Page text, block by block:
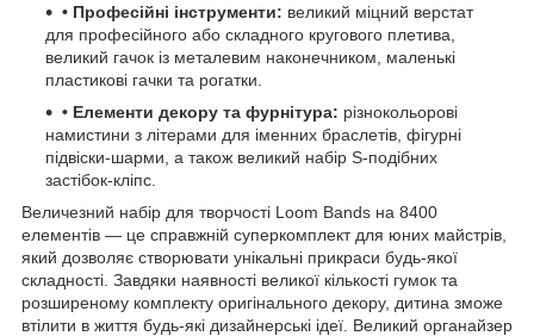
• Професійні інструменти: великий міцний верстат
для професійного або складного кругового плетива,
великий гачок із металевим наконечником, маленькі
пластикові гачки та рогатки.
• Елементи декору та фурнітура: різнокольорові
намистини з літерами для іменних браслетів, фігурні
підвіски-шарми, а також великий набір S-подібних
застібок-кліпс.
Величезний набір для творчості Loom Bands на 8400
елементів — це справжній суперкомплект для юних майстрів,
який дозволяє створювати унікальні прикраси будь-якої
складності. Завдяки наявності великої кількості гумок та
розширеному комплекту оригінального декору, дитина зможе
втілити в життя будь-які дизайнерські ідеї. Великий органайзер